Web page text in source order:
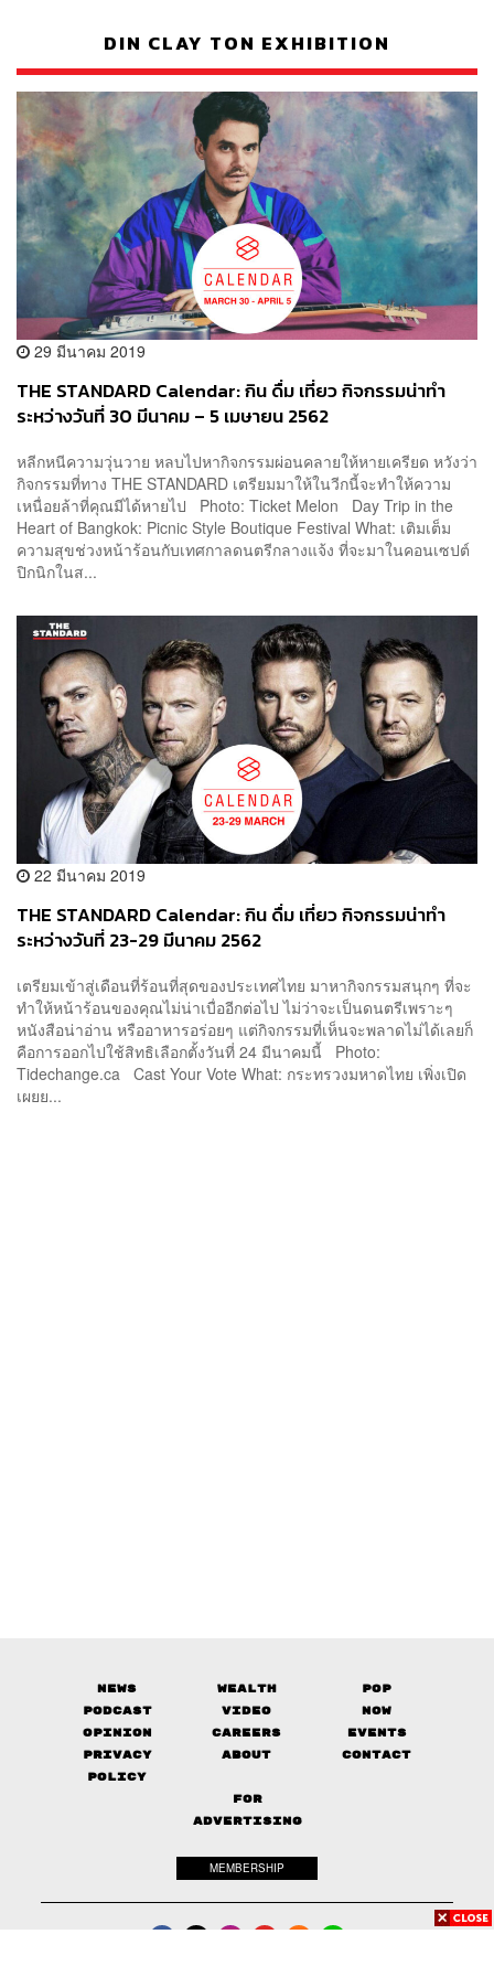
DIN CLAY TON EXHIBITION
29 มีนาคม 2019
THE STANDARD Calendar: กิน ดื่ม เที่ยว กิจกรรมน่าทำ
ระหว่างวันที่ 30 มีนาคม – 5 เมษายน 2562
หลีกหนีความวุ่นวาย หลบไปหากิจกรรมผ่อนคลายให้หายเครียด หวังว่า
กิจกรรมที่ทาง THE STANDARD เตรียมมาให้ในวีกนี้จะทำให้ความ
เหนื่อยล้าที่คุณมีได้หายไป Photo: Ticket Melon Day Trip in the
Heart of Bangkok: Picnic Style Boutique Festival What: เติมเต็ม
ความสุขช่วงหน้าร้อนกับเทศกาลดนตรีกลางแจ้ง ที่จะมาในคอนเซปต์
ปิกนิกในส...
22 มีนาคม 2019
THE STANDARD Calendar: กิน ดื่ม เที่ยว กิจกรรมน่าทำ
ระหว่างวันที่ 23-29 มีนาคม 2562
เตรียมเข้าสู่เดือนที่ร้อนที่สุดของประเทศไทย มาหากิจกรรมสนุกๆ ที่จะ
ทำให้หน้าร้อนของคุณไม่น่าเบื่ออีกต่อไป ไม่ว่าจะเป็นดนตรีเพราะๆ
หนังสือน่าอ่าน หรืออาหารอร่อยๆ แต่กิจกรรมที่เห็นจะพลาดไม่ได้เลยก็
คือการออกไปใช้สิทธิเลือกตั้งวันที่ 24 มีนาคมนี้ Photo:
Tidechange.ca Cast Your Vote What: กระทรวงมหาดไทย เพิ่งเปิด
เผยย...
News Wealth
Pop
Podcast
Video
Now
Opinion
Careers
Events
Privacy
Policy
About Contact
FOR
ADVERTISING
MEMBERSHIP